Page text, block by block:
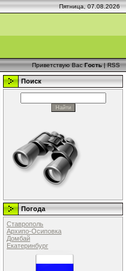
Пятница, 07.08.2026
Приветствую Вас Гость|RSS
Поиск
Погода
Ставрополь
Архипо-Осиповка
Домбай
Екатеринбург